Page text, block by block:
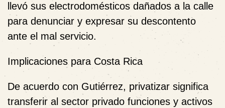
llevó sus electrodomésticos dañados a la calle
para denunciar y expresar su descontento
ante el mal servicio.
Implicaciones para Costa Rica
De acuerdo con Gutiérrez, privatizar significa
transferir al sector privado funciones y activos